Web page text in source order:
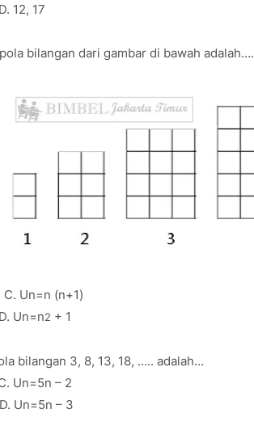
17
bilangan dari gambar di bawah adalah….
(n+1)
2 + 1
bilangan 3, 8, 13, 18, ….. adalah…
– 2
– 3